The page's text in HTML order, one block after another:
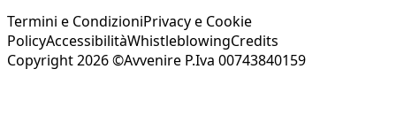
Termini e CondizioniPrivacy e Cookie
PolicyAccessibilitàWhistleblowingCredits
Copyright 2026 ©Avvenire P.Iva 00743840159